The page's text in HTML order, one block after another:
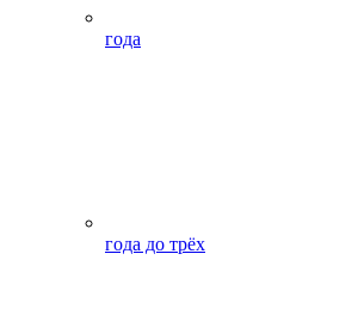
года
года до трёх